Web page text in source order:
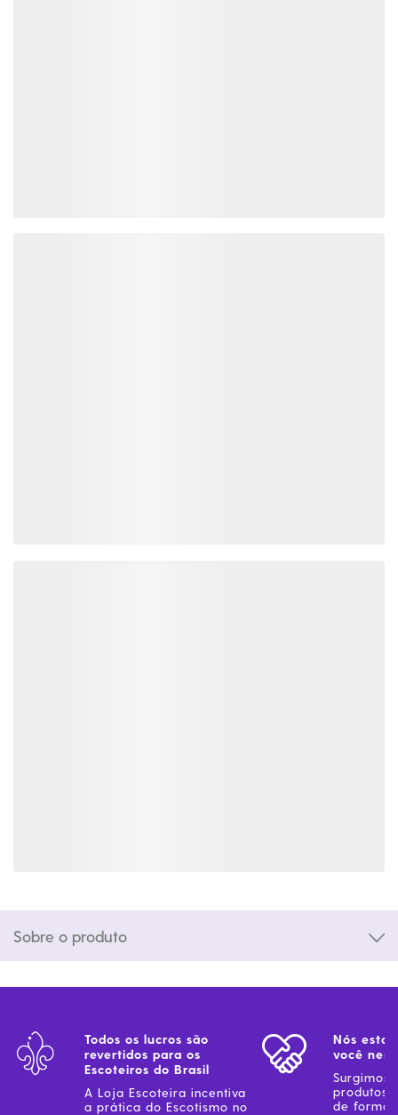
Sobre o produto
Todos os lucros são
revertidos para os
Escoteiros do Brasil
A Loja Escoteira incentiva
a prática do Escotismo no
Nós
você
Surgimos
produtos
de forma